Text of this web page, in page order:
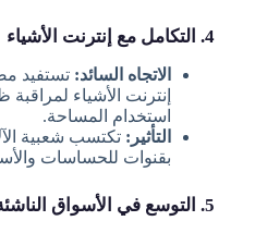
4. التكامل مع إنترنت الأشياء
الاتجاه السائد: تستفيد
إنترنت الأشياء
استخدام المساحة.
التأثير: تكتسب شعبية
بقنوات للحساسات
5. التوسع في الأسواق الناشئة